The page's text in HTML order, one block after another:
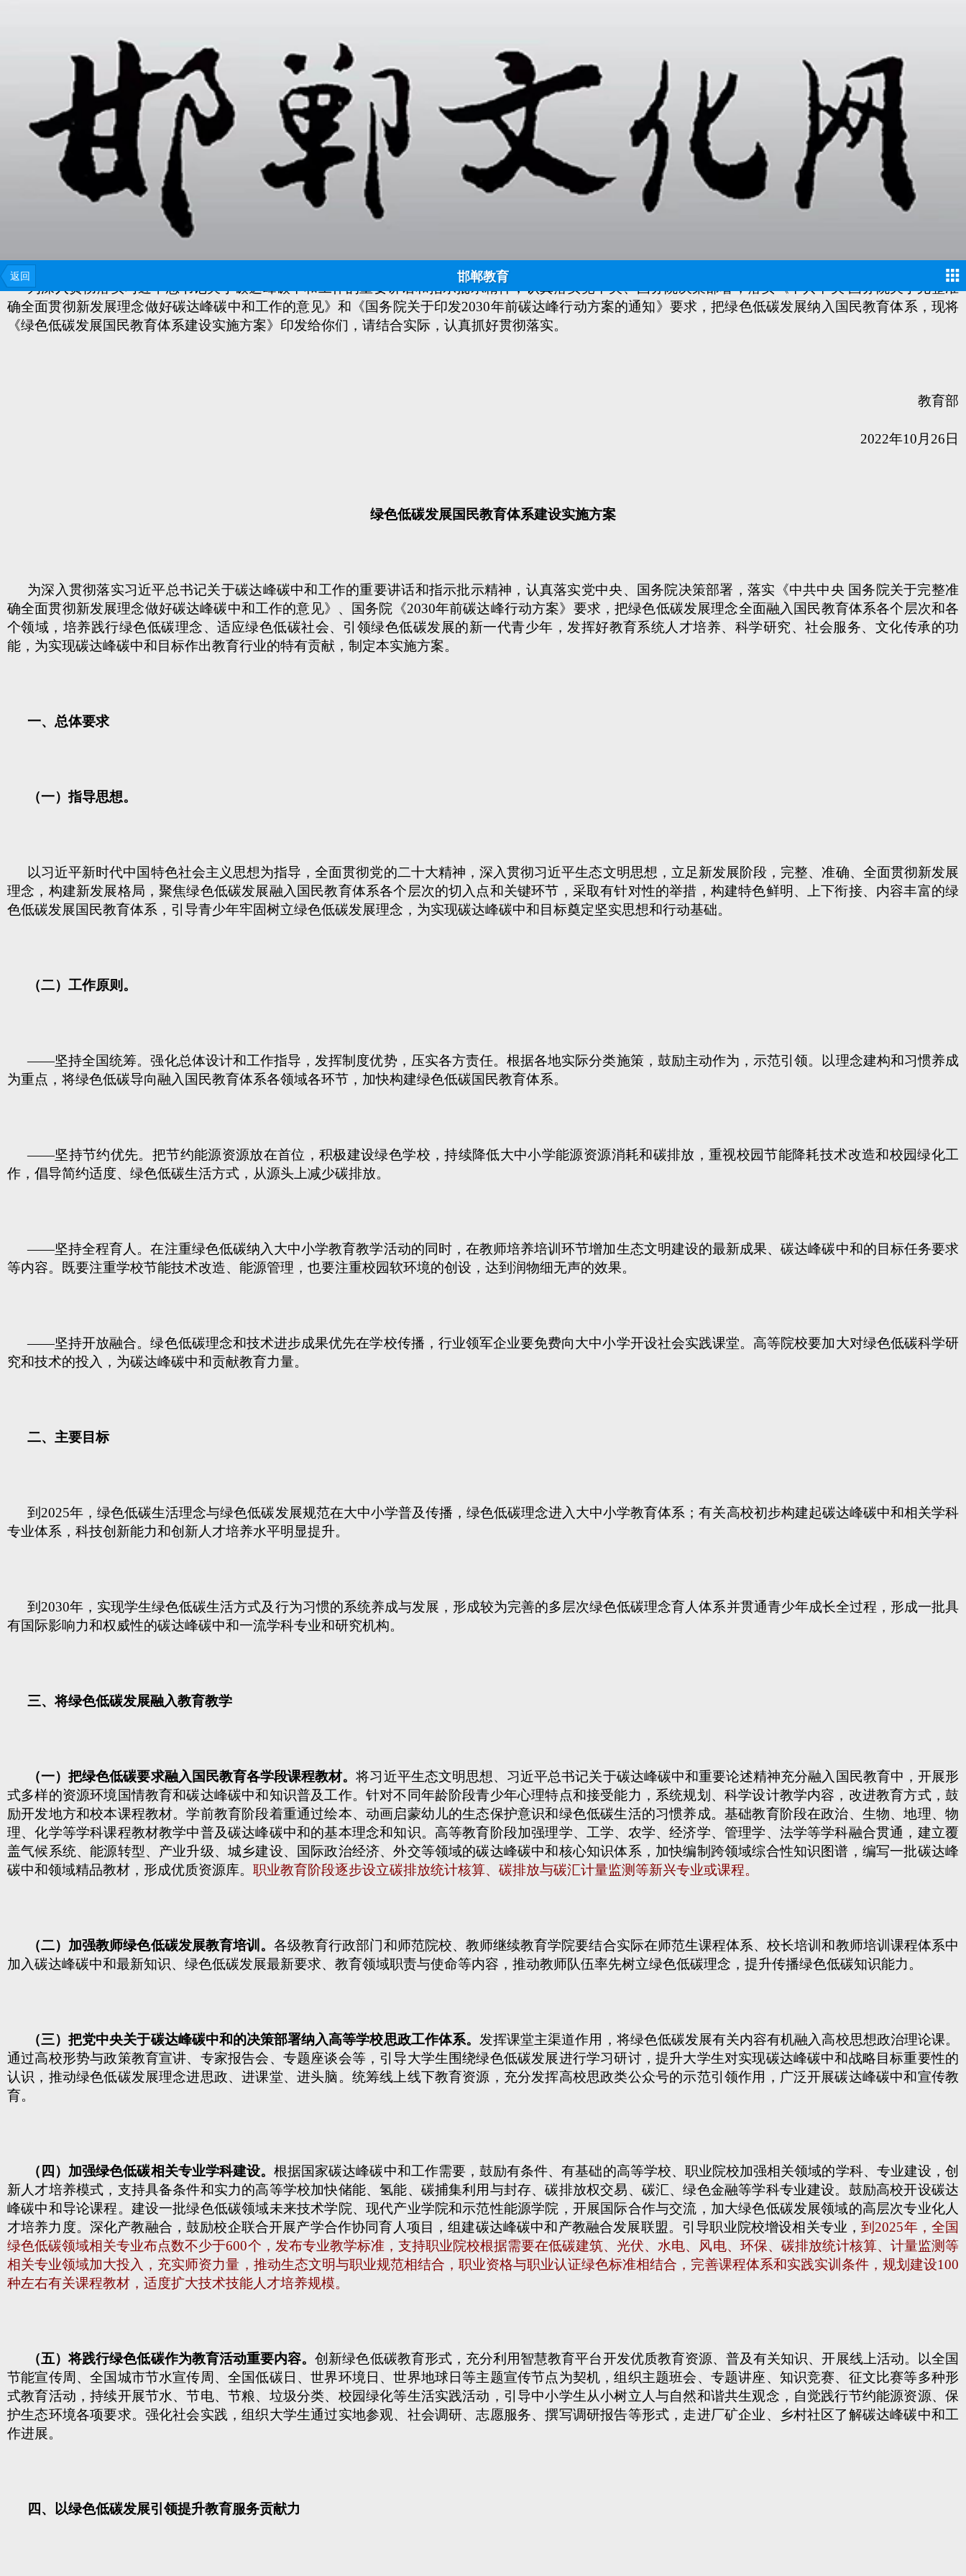
返回 邯郸教育
教育部关于印发《绿色低碳发展国民教育体系建设实施方案》的通知
日期: 2022-11-22 09:54:45 点击:
来源：中华人民共和国中央人民政府 作者：
各省、自治区、直辖市教育厅（教委），新疆生产建设兵团教育局，部属各高等学校、部省合建各高等学校：
为深入贯彻落实习近平总书记关于碳达峰碳中和工作的重要讲话和指示批示精神，认真落实党中央、国务院决策部署，落实《中共中央 国务院关于完整准
确全面贯彻新发展理念做好碳达峰碳中和工作的意见》和《国务院关于印发2030年前碳达峰行动方案的通知》要求，把绿色低碳发展纳入国民教育体系，现将
《绿色低碳发展国民教育体系建设实施方案》印发给你们，请结合实际，认真抓好贯彻落实。
教育部
2022年10月26日
绿色低碳发展国民教育体系建设实施方案
为深入贯彻落实习近平总书记关于碳达峰碳中和工作的重要讲话和指示批示精神，认真落实党中央、国务院决策部署，落实《中共中央 国务院关于完整准
确全面贯彻新发展理念做好碳达峰碳中和工作的意见》、国务院《2030年前碳达峰行动方案》要求，把绿色低碳发展理念全面融入国民教育体系各个层次和各
个领域，培养践行绿色低碳理念、适应绿色低碳社会、引领绿色低碳发展的新一代青少年，发挥好教育系统人才培养、科学研究、社会服务、文化传承的功
能，为实现碳达峰碳中和目标作出教育行业的特有贡献，制定本实施方案。
一、总体要求
（一）指导思想。
以习近平新时代中国特色社会主义思想为指导，全面贯彻党的二十大精神，深入贯彻习近平生态文明思想，立足新发展阶段，完整、准确、全面贯彻新发展
理念，构建新发展格局，聚焦绿色低碳发展融入国民教育体系各个层次的切入点和关键环节，采取有针对性的举措，构建特色鲜明、上下衔接、内容丰富的绿
色低碳发展国民教育体系，引导青少年牢固树立绿色低碳发展理念，为实现碳达峰碳中和目标奠定坚实思想和行动基础。
（二）工作原则。
——坚持全国统筹。强化总体设计和工作指导，发挥制度优势，压实各方责任。根据各地实际分类施策，鼓励主动作为，示范引领。以理念建构和习惯养成
为重点，将绿色低碳导向融入国民教育体系各领域各环节，加快构建绿色低碳国民教育体系。
——坚持节约优先。把节约能源资源放在首位，积极建设绿色学校，持续降低大中小学能源资源消耗和碳排放，重视校园节能降耗技术改造和校园绿化工
作，倡导简约适度、绿色低碳生活方式，从源头上减少碳排放。
——坚持全程育人。在注重绿色低碳纳入大中小学教育教学活动的同时，在教师培养培训环节增加生态文明建设的最新成果、碳达峰碳中和的目标任务要求
等内容。既要注重学校节能技术改造、能源管理，也要注重校园软环境的创设，达到润物细无声的效果。
——坚持开放融合。绿色低碳理念和技术进步成果优先在学校传播，行业领军企业要免费向大中小学开设社会实践课堂。高等院校要加大对绿色低碳科学研
究和技术的投入，为碳达峰碳中和贡献教育力量。
二、主要目标
到2025年，绿色低碳生活理念与绿色低碳发展规范在大中小学普及传播，绿色低碳理念进入大中小学教育体系；有关高校初步构建起碳达峰碳中和相关学科
专业体系，科技创新能力和创新人才培养水平明显提升。
到2030年，实现学生绿色低碳生活方式及行为习惯的系统养成与发展，形成较为完善的多层次绿色低碳理念育人体系并贯通青少年成长全过程，形成一批具
有国际影响力和权威性的碳达峰碳中和一流学科专业和研究机构。
三、将绿色低碳发展融入教育教学
（一）把绿色低碳要求融入国民教育各学段课程教材。将习近平生态文明思想、习近平总书记关于碳达峰碳中和重要论述精神充分融入国民教育中，开展形
式多样的资源环境国情教育和碳达峰碳中和知识普及工作。针对不同年龄阶段青少年心理特点和接受能力，系统规划、科学设计教学内容，改进教育方式，鼓
励开发地方和校本课程教材。学前教育阶段着重通过绘本、动画启蒙幼儿的生态保护意识和绿色低碳生活的习惯养成。基础教育阶段在政治、生物、地理、物
理、化学等学科课程教材教学中普及碳达峰碳中和的基本理念和知识。高等教育阶段加强理学、工学、农学、经济学、管理学、法学等学科融合贯通，建立覆
盖气候系统、能源转型、产业升级、城乡建设、国际政治经济、外交等领域的碳达峰碳中和核心知识体系，加快编制跨领域综合性知识图谱，编写一批碳达峰
碳中和领域精品教材，形成优质资源库。 职业教育阶段逐步设立碳排放统计核算、碳排放与碳汇计量监测等新兴专业或课程。
（二）加强教师绿色低碳发展教育培训。各级教育行政部门和师范院校、教师继续教育学院要结合实际在师范生课程体系、校长培训和教师培训课程体系中
加入碳达峰碳中和最新知识、绿色低碳发展最新要求、教育领域职责与使命等内容，推动教师队伍率先树立绿色低碳理念，提升传播绿色低碳知识能力。
（三）把党中央关于碳达峰碳中和的决策部署纳入高等学校思政工作体系。 发挥课堂主渠道作用，将绿色低碳发展有关内容有机融入高校思想政治理论课。
通过高校形势与政策教育宣讲、专家报告会、专题座谈会等，引导大学生围绕绿色低碳发展进行学习研讨，提升大学生对实现碳达峰碳中和战略目标重要性的
认识，推动绿色低碳发展理念进思政、进课堂、进头脑。统筹线上线下教育资源，充分发挥高校思政类公众号的示范引领作用，广泛开展碳达峰碳中和宣传教
育。
（四）加强绿色低碳相关专业学科建设。根据国家碳达峰碳中和工作需要，鼓励有条件、有基础的高等学校、职业院校加强相关领域的学科、专业建设，创
新人才培养模式，支持具备条件和实力的高等学校加快储能、氢能、碳捕集利用与封存、碳排放权交易、碳汇、绿色金融等学科专业建设。鼓励高校开设碳达
峰碳中和导论课程。建设一批绿色低碳领域未来技术学院、现代产业学院和示范性能源学院，开展国际合作与交流，加大绿色低碳发展领域的高层次专业化人
才培养力度。深化产教融合，鼓励校企联合开展产学合作协同育人项目，组建碳达峰碳中和产教融合发展联盟。引导职业院校增设相关专业，到2025年，全国
绿色低碳领域相关专业布点数不少于600个，发布专业教学标准，支持职业院校根据需要在低碳建筑、光伏、水电、风电、环保、碳排放统计核算、计量监测等
相关专业领域加大投入，充实师资力量，推动生态文明与职业规范相结合，职业资格与职业认证绿色标准相结合，完善课程体系和实践实训条件，规划建设100
种左右有关课程教材，适度扩大技术技能人才培养规模。
（五）将践行绿色低碳作为教育活动重要内容。创新绿色低碳教育形式，充分利用智慧教育平台开发优质教育资源、普及有关知识、开展线上活动。以全国
节能宣传周、全国城市节水宣传周、全国低碳日、世界环境日、世界地球日等主题宣传节点为契机，组织主题班会、专题讲座、知识竞赛、征文比赛等多种形
式教育活动，持续开展节水、节电、节粮、垃圾分类、校园绿化等生活实践活动，引导中小学生从小树立人与自然和谐共生观念，自觉践行节约能源资源、保
护生态环境各项要求。强化社会实践，组织大学生通过实地参观、社会调研、志愿服务、撰写调研报告等形式，走进厂矿企业、乡村社区了解碳达峰碳中和工
作进展。
四、以绿色低碳发展引领提升教育服务贡献力